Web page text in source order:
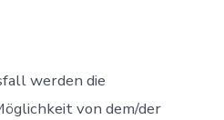
werden die
von dem/der